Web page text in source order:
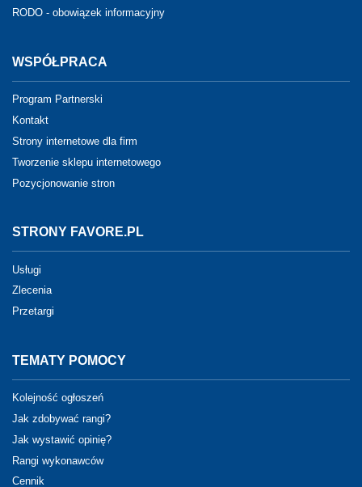
RODO - obowiązek informacyjny
WSPÓŁPRACA
Program Partnerski
Kontakt
Strony internetowe dla firm
Tworzenie sklepu internetowego
Pozycjonowanie stron
STRONY FAVORE.PL
Usługi
Zlecenia
Przetargi
TEMATY POMOCY
Kolejność ogłoszeń
Jak zdobywać rangi?
Jak wystawić opinię?
Rangi wykonawców
Cennik